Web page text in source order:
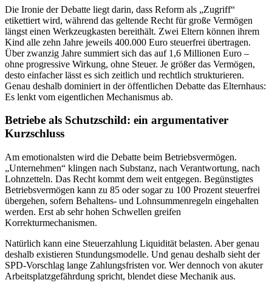
Die Ironie der Debatte liegt darin, dass Reform als „Zugriff“
etikettiert wird, während das geltende Recht für große Vermögen
längst einen Werkzeugkasten bereithält. Zwei Eltern können ihrem
Kind alle zehn Jahre jeweils 400.000 Euro steuerfrei übertragen.
Über zwanzig Jahre summiert sich das auf 1,6 Millionen Euro –
ohne progressive Wirkung, ohne Steuer. Je größer das Vermögen,
desto einfacher lässt es sich zeitlich und rechtlich strukturieren.
Genau deshalb dominiert in der öffentlichen Debatte das Elternhaus:
Es lenkt vom eigentlichen Mechanismus ab.
Betriebe als Schutzschild: ein argumentativer
Kurzschluss
Am emotionalsten wird die Debatte beim Betriebsvermögen.
„Unternehmen“ klingen nach Substanz, nach Verantwortung, nach
Lohnzetteln. Das Recht kommt dem weit entgegen. Begünstigtes
Betriebsvermögen kann zu 85 oder sogar zu 100 Prozent steuerfrei
übergehen, sofern Behaltens- und Lohnsummenregeln eingehalten
werden. Erst ab sehr hohen Schwellen greifen
Korrekturmechanismen.
Natürlich kann eine Steuerzahlung Liquidität belasten. Aber genau
deshalb existieren Stundungsmodelle. Und genau deshalb sieht der
SPD-Vorschlag lange Zahlungsfristen vor. Wer dennoch von akuter
Arbeitsplatzgefährdung spricht, blendet diese Mechanik aus.